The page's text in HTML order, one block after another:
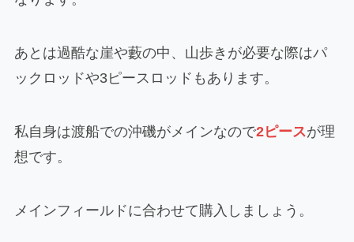
あとは過酷な崖や藪の中、山歩きが必要な際はパ
ックロッドや3ピースロッドもあります。
私自身は渡船での沖磯がメインなので2ピースが理
想です。
メインフィールドに合わせて購入しましょう。